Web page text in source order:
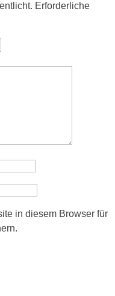
Erforderliche
in diesem Browser für